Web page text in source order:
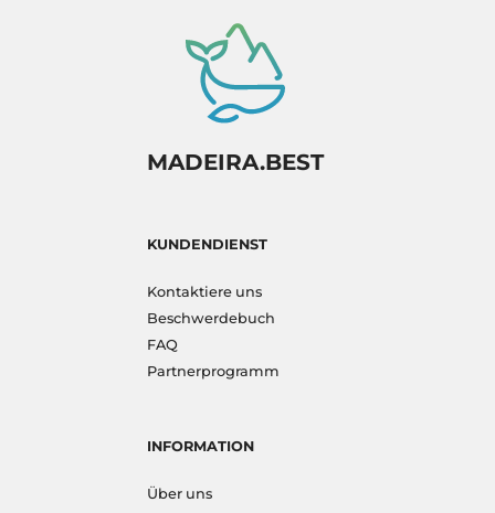
MADEIRA.BEST
KUNDENDIENST
Kontaktiere uns
Beschwerdebuch
FAQ
Partnerprogramm
INFORMATION
Über uns